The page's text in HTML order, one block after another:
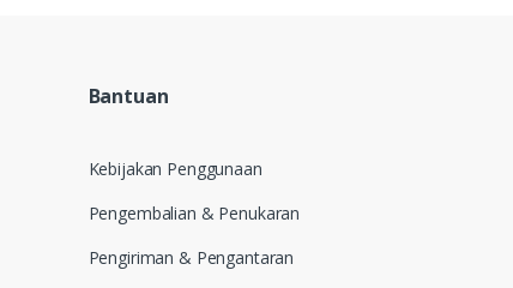
Bantuan
Kebijakan Penggunaan
Pengembalian & Penukaran
Pengiriman & Pengantaran